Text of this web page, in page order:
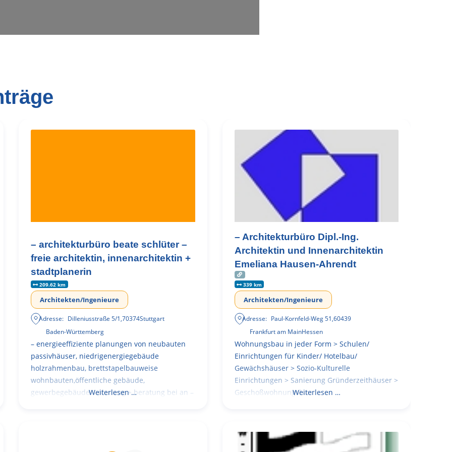
– architekturbüro beate schlüter –
freie architektin, innenarchitektin +
stadtplanerin
209.62 km
Architekten/Ingenieure
Adresse: Dilleniusstraße 5/1,70374Stuttgart
Baden-Württemberg
– energieeffiziente planungen von neubauten
passivhäuser, niedrigenergiegebäude
holzrahmenbau, brettstapelbauweise
wohnbauten,öffentliche gebäude,
gewerbegebäude – planung + beratung bei an –
Weiterlesen …
– Architekturbüro Dipl.-Ing.
Architektin und Innenarchitektin
Emeliana Hausen-Ahrendt
339 km
Architekten/Ingenieure
Adresse: Paul-Kornfeld-Weg 51,60439
Frankfurt am MainHessen
Wohnungsbau in jeder Form > Schulen/
Einrichtungen für Kinder/ Hotelbau/
Gewächshäuser > Sozio-Kulturelle
Einrichtungen > Sanierung Gründerzeithäuser >
GeschoßwohnungsbauWeiterlesen …